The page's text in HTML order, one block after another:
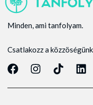
Minden, ami tanfolyam.
Csatlakozz a